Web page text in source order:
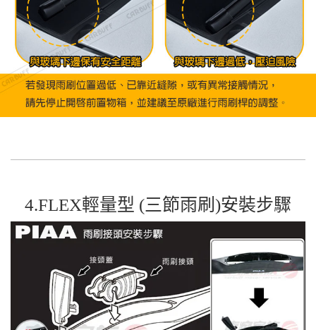
4.FLEX輕量型 (三節雨刷)安裝步驟